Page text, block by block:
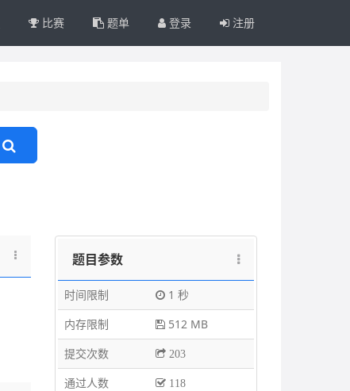
比赛 题单 登录 注册
题目参数
时间限制
1 秒
内存限制
512 MB
提交次数
203
通过人数 118